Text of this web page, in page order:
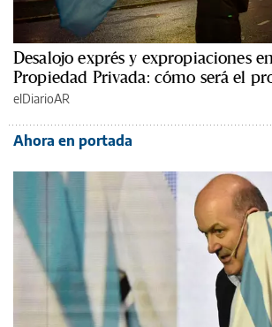
Desalojo exprés y expropiaciones
Propiedad Privada: cómo será el
elDiarioAR
Ahora en portada